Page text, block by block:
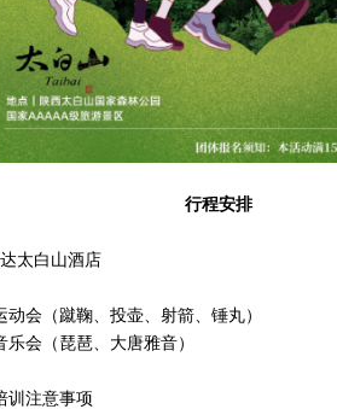
行程安排
太白山酒店
会（蹴鞠、投壶、射箭、锤丸）
会（琵琶、大唐雅音）
训注意事项